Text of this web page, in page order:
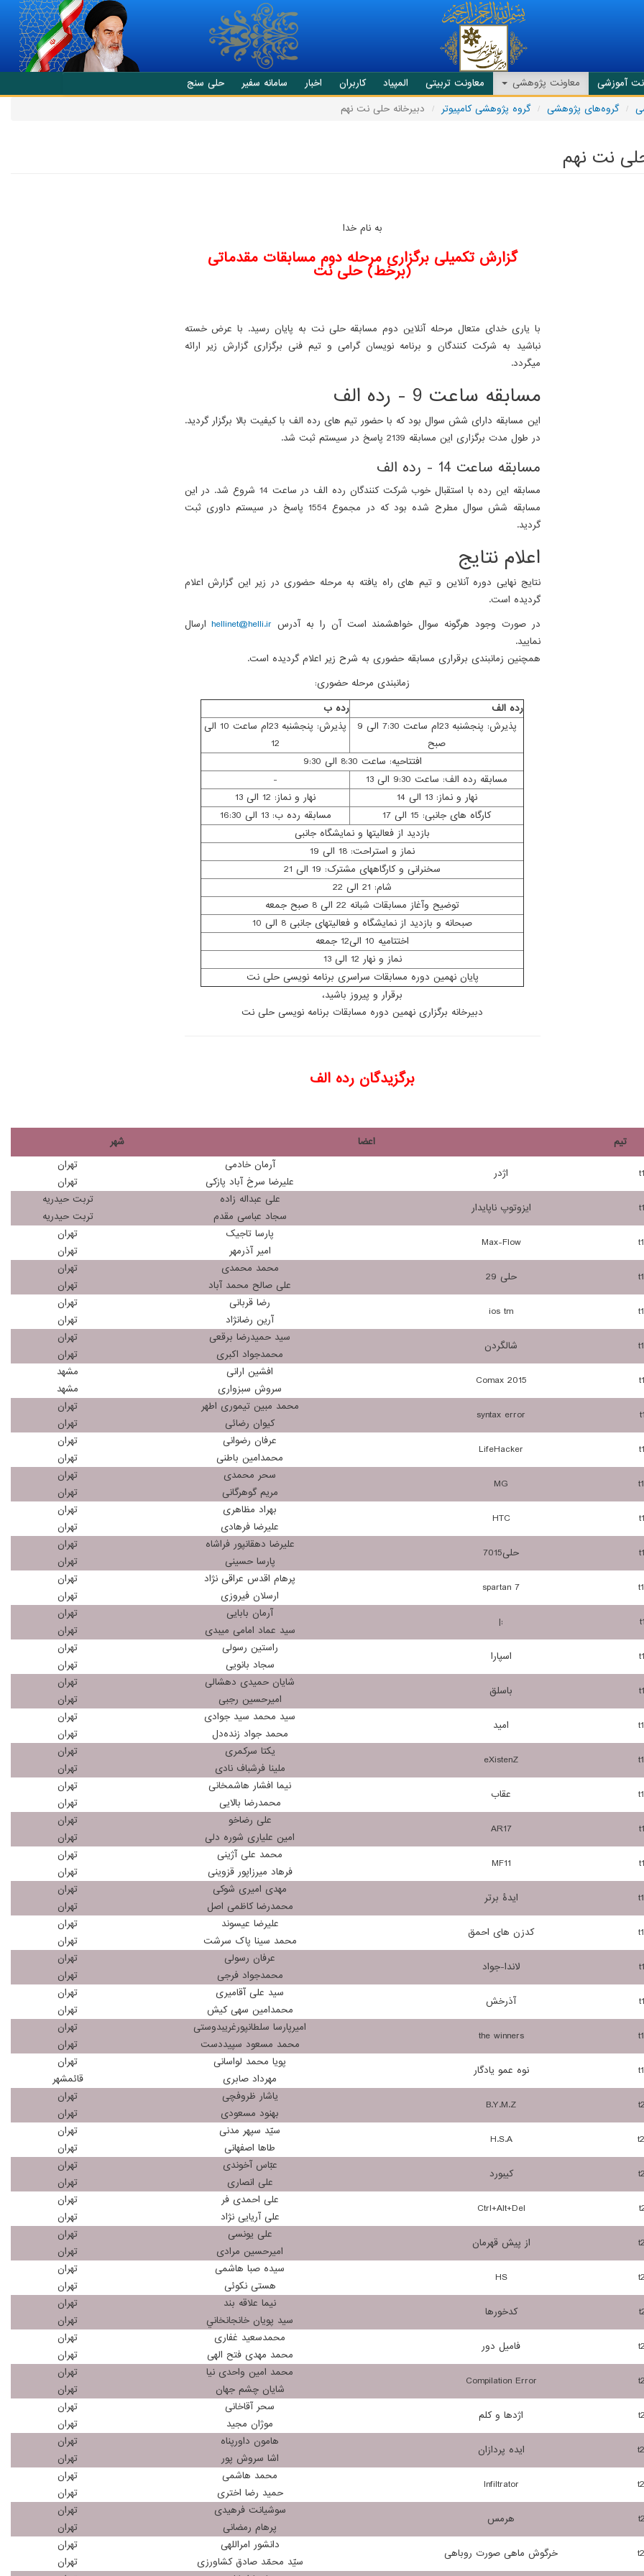
آموزشی معاونت پژوهشی معاونت تربیتی المپیاد کاربران اخبار سامانه سفیر حلی سنج
گروه‌های پژوهشی گروه پژوهشی کامپیوتر دبیرخانه حلی نت نهم
نت نهم
به نام خدا
گزارش تکمیلی برگزاری مرحله دوم مسابقات مقدماتی
(برخط) حلی نت
با یاری خدای متعال مرحله آنلاین دوم مسابقه حلی نت به پایان رسید. با عرض خسته
نباشید به شرکت کنندگان و برنامه نویسان گرامی و تیم فنی برگزاری گزارش زیر ارائه
میگردد.
مسابقه ساعت 9 - رده الف
این مسابقه دارای شش سوال بود که با حضور تیم های رده الف با کیفیت بالا برگزار گردید.
در طول مدت برگزاری این مسابقه 2139 پاسخ در سیستم ثبت شد.
مسابقه ساعت 14 - رده الف
مسابقه این رده با استقبال خوب شرکت کنندگان رده الف در ساعت 14 شروع شد. در این
مسابقه شش سوال مطرح شده بود که در مجموع 1554 پاسخ در سیستم داوری ثبت
گردید.
اعلام نتایج
نتایج نهایی دوره آنلاین و تیم های راه یافته به مرحله حضوری در زیر این گزارش اعلام
گردیده است.
در صورت وجود هرگونه سوال خواهشمند است آن را به آدرس hellinet@helli.irارسال
نمایید.
همچنین زمانبندی برقراری مسابقه حضوری به شرح زیر اعلام گردیده است.
زمانبندی مرحله حضوری:
رده الف
رده ب
پذیرش: پنجشنبه 23ام ساعت 7:30 الی 9
صبح
پذیرش: پنجشنبه 23ام ساعت 10 الی
12
افتتاحیه: ساعت 8:30 الی 9:30
مسابقه رده الف: ساعت 9:30 الی 13
-
نهار و نماز: 13 الی 14
نهار و نماز: 12 الی 13
کارگاه های جانبی: 15 الی 17
مسابقه رده ب: 13 الی 16:30
بازدید از فعالیتها و نمایشگاه جانبی
نماز و استراحت: 18 الی 19
سخنرانی و کارگاههای مشترک: 19 الی 21
شام: 21 الی 22
توضیح وآغاز مسابقات شبانه 22 الی 8 صبح جمعه
صبحانه و بازدید از نمایشگاه و فعالیتهای جانبی 8 الی 10
اختتامیه 10 الی12 جمعه
نماز و نهار 12 الی 13
پایان نهمین دوره مسابقات سراسری برنامه نویسی حلی نت
برقرار و پیروز باشید،
دبیرخانه برگزاری نهمین دوره مسابقات برنامه نویسی حلی نت
برگزیدگان رده الف
تیم اعضا شهر
اژدر
آرمان خادمی
علیرضا سرخ آباد پازکی
تهران
تهران
ایزوتوپ ناپایدار
علی عبداله زاده
سجاد عباسی مقدم
تربت حیدریه
تربت حیدریه
Max-Flow
پارسا تاجیک
امیر آذرمهر
تهران
تهران
حلی 29
محمد محمدی
علی صالح محمد آباد
تهران
تهران
ios tm
رضا قربانی
آرین رضانژاد
تهران
تهران
شالگردن
سید حمیدرضا برقعی
محمدجواد اکبری
تهران
تهران
Comax 2015
افشین ارانی
سروش سبزواری
مشهد
مشهد
syntax error
محمد مبین تیموری اطهر
کیوان رضائی
تهران
تهران
LifeHacker
عرفان رضوانی
محمدامین باطنی
تهران
تهران
MG
سحر محمدی
مریم گوهرگانی
تهران
تهران
HTC
بهراد مظاهری
علیرضا فرهادی
تهران
تهران
حلی7015
علیرضا دهقانپور فراشاه
پارسا حسینی
تهران
تهران
spartan 7
پرهام اقدس عراقی نژاد
ارسلان فیروزی
تهران
تهران
:|
آرمان بابایی
سید عماد امامی میبدی
تهران
تهران
اسپارا
راستین رسولی
سجاد بانویی
تهران
تهران
باسلق
شایان حمیدی دهشالی
امیرحسین رجبی
تهران
تهران
امید
سید محمد سید جوادی
محمد جواد زنده‌دل
تهران
تهران
eXistenZ
یکتا سرکمری
ملینا فرشباف نادی
تهران
تهران
عقاب
نیما افشار هاشمخانی
محمدرضا بالایی
تهران
تهران
AR17
علی رضاخو
امین علیاری شوره دلی
تهران
تهران
MF11
محمد علی آژینی
فرهاد میرزاپور قزوینی
تهران
تهران
ایدۀ برتر
مهدی امیری شوکی
محمدرضا کاظمی اصل
تهران
تهران
کدزن های احمق
علیرضا عیسوند
محمد سینا پاک سرشت
تهران
تهران
لاندا-جواد
عرفان رسولی
محمدجواد فرجی
تهران
تهران
آذرخش
سید علی آقامیری
محمدامین سهی کیش
تهران
تهران
the winners
امیرپارسا سلطانپورغریبدوستی
محمد مسعود سپیددست
تهران
تهران
نوه عمو یادگار
پویا محمد لواسانی
مهرداد صابری
تهران
قائمشهر
B.Y.M.Z
یاشار ظروفچی
بهنود مسعودی
تهران
تهران
H.S.A
سیّد سپهر مدنی
طاها اصفهانی
تهران
تهران
کیبورد
عبّاس آخوندی
علی انصاری
تهران
تهران
Ctrl+Alt+Del
علی احمدی فر
علی آریایی نژاد
تهران
تهران
از پیش قهرمان
علی یونسی
امیرحسین مرادی
تهران
تهران
HS
سيده صبا هاشمى
هستی نکوئی
تهران
تهران
کدخورها
نیما علاقه بند
سيد پويان خانجانخاني
تهران
تهران
فامیل دور
محمدسعید غفاری
محمد مهدی فتح الهی
تهران
تهران
Compilation Error
محمد امین واحدی نیا
شایان چشم جهان
تهران
تهران
اژدها و کلم
سحر آقاخانی
موژان مجید
تهران
تهران
ایده پردازان
هامون داورپناه
اشا سروش پور
تهران
تهران
Infiltrator
محمد هاشمی
حمید رضا اختری
تهران
تهران
هرمس
سوشیانت فرهیدی
پرهام رمضانی
تهران
تهران
خرگوش ماهی صورت روباهی
دانشور امراللهی
سیّد محمّد صادق کشاورزی
تهران
تهران